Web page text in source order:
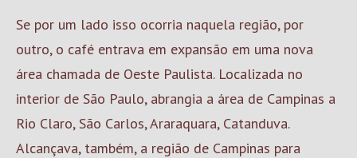
Se por um lado isso ocorria naquela região, por
outro, o café entrava em expansão em uma nova
área chamada de Oeste Paulista. Localizada no
interior de São Paulo, abrangia a área de Campinas a
Rio Claro, São Carlos, Araraquara, Catanduva.
Alcançava, também, a região de Campinas para